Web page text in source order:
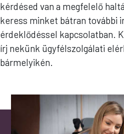
kérdésed van a megfelelő
keress minket bátran további
érdeklődéssel kapcsolatban.
írj nekünk ügyfélszolgálati
bármelyikén.